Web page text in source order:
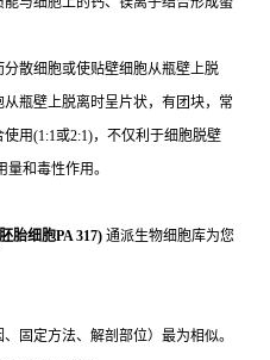
散细胞或使贴壁细胞从瓶壁上脱
瓶壁上脱离时呈片状，有团块，常
用(1:1或2:1)，不仅利于细胞脱壁
和毒性作用。
胎细胞PA 317) 通派生物细胞库为您
固定方法、解剖部位）最为相似。